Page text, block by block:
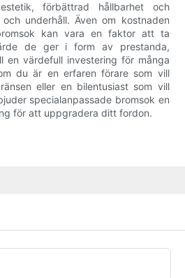
förbättrad hållbarhet och
och underhåll. Även om kostnaden
kan vara en faktor att ta
de ger i form av prestanda,
en värdefull investering för många
du är en erfaren förare som vill
eller en bilentusiast som vill
specialanpassade bromsok en
för att uppgradera ditt fordon.